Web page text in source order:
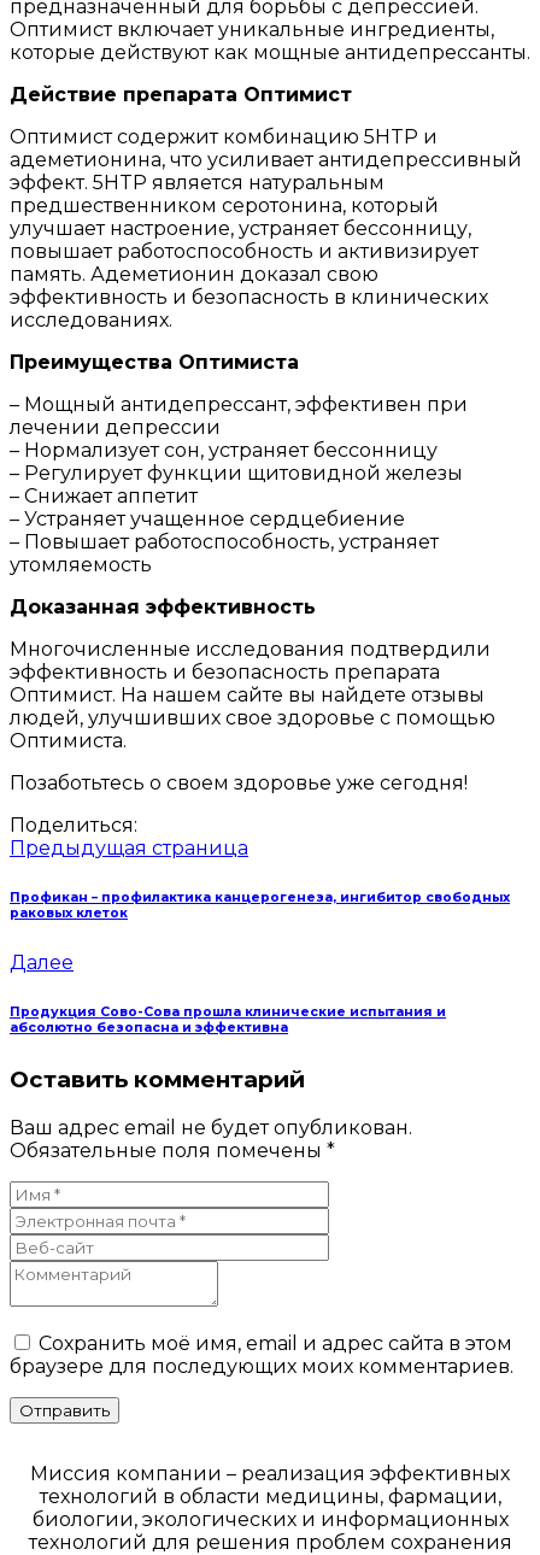
предназначенный для борьбы с депрессией.
Оптимист включает уникальные ингредиенты,
которые действуют как мощные антидепрессанты.
Действие препарата Оптимист
Оптимист содержит комбинацию 5HTP и
адеметионина, что усиливает антидепрессивный
эффект. 5HTP является натуральным
предшественником серотонина, который
улучшает настроение, устраняет бессонницу,
повышает работоспособность и активизирует
память. Адеметионин доказал свою
эффективность и безопасность в клинических
исследованиях.
Преимущества Оптимиста
– Мощный антидепрессант, эффективен при
лечении депрессии
– Нормализует сон, устраняет бессонницу
– Регулирует функции щитовидной железы
– Снижает аппетит
– Устраняет учащенное сердцебиение
– Повышает работоспособность, устраняет
утомляемость
Доказанная эффективность
Многочисленные исследования подтвердили
эффективность и безопасность препарата
Оптимист. На нашем сайте вы найдете отзывы
людей, улучшивших свое здоровье с помощью
Оптимиста.
Позаботьтесь о своем здоровье уже сегодня!
Поделиться:
Предыдущая страница
Профикан – профилактика канцерогенеза, ингибитор свободных
раковых клеток
Далее
Продукция Сово-Сова прошла клинические испытания и
абсолютно безопасна и эффективна
Оставить комментарий
Ваш адрес email не будет опубликован.
Обязательные поля помечены *
Сохранить моё имя, email и адрес сайта в этом
браузере для последующих моих комментариев.
Миссия компании – реализация эффективных
технологий в области медицины, фармации,
биологии, экологических и информационных
технологий для решения проблем сохранения